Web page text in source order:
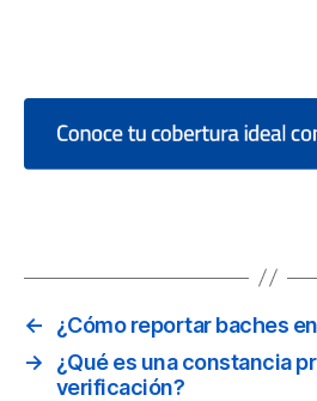
aunque las pólizas no
←
¿Cómo reportar baches
→
¿Qué es una constancia
verificación?